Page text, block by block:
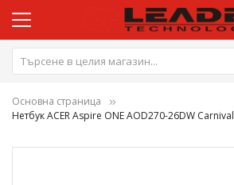
Основна страница
Нетбук ACER Aspire ONE AOD270-26DW Carnival